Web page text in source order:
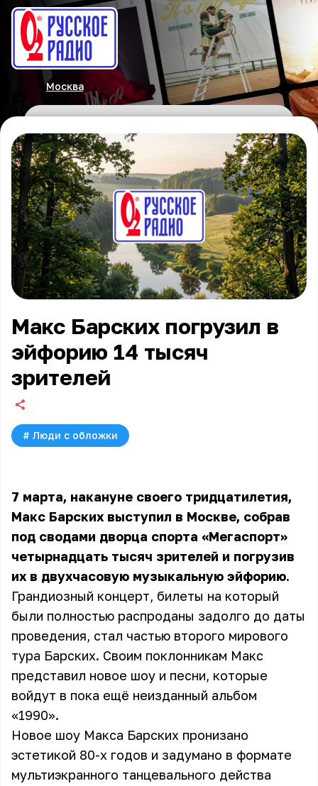
Москва
Макс Барских погрузил в
эйфорию 14 тысяч
зрителей
# Люди с обложки
7 марта, накануне своего тридцатилетия,
Макс Барских выступил в Москве, собрав
под сводами дворца спорта «Мегаспорт»
четырнадцать тысяч зрителей и погрузив
их в двухчасовую музыкальную эйфорию.
Грандиозный концерт, билеты на который
были полностью распроданы задолго до даты
проведения, стал частью второго мирового
тура Барских. Своим поклонникам Макс
представил новое шоу и песни, которые
войдут в пока ещё неизданный альбом
«1990».
Новое шоу Макса Барских пронизано
эстетикой 80-х годов и задумано в формате
мультиэкранного танцевального действа